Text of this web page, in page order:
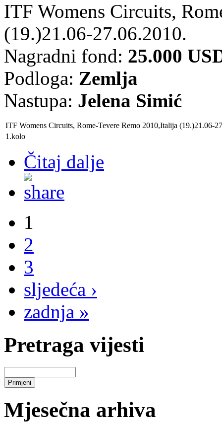
ITF Womens Circuits,
(19.)21.06-27.06.2010.
Nagradni fond: 25.000
Podloga: Zemlja
Nastupa: Jelena Simić
ITF Womens Circuits, Rome-Tevere Remo 2010,Italija (19.)21.06-
1.kolo
Čitaj dalje
1
2
3
sljedeća ›
zadnja »
Pretraga vijesti
Mjesečna arhiva